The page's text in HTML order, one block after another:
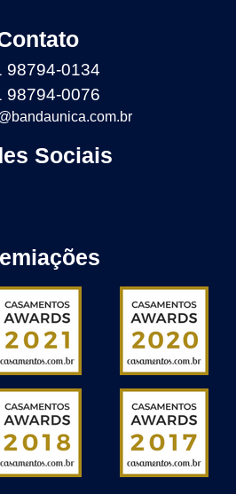
98794-0134
98794-0076
Sociais